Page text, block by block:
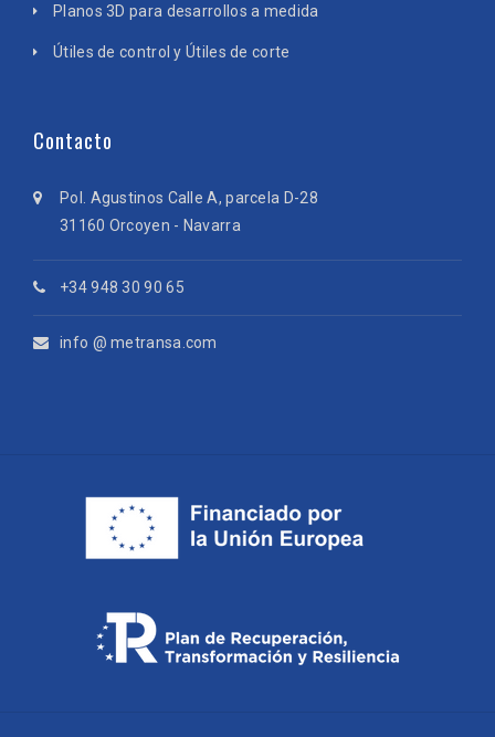
Planos 3D para desarrollos a medida
Útiles de control y Útiles de corte
Contacto
Pol. Agustinos Calle A, parcela D-28
31160 Orcoyen - Navarra
+34 948 30 90 65
info @ metransa.com